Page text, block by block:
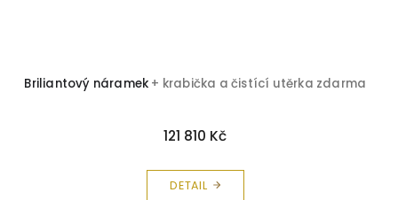
Briliantový náramek + krabička a čistící utěrka zdarma
121 810 Kč
DETAIL